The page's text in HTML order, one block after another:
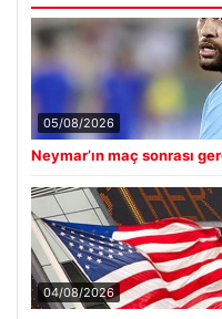
05/08/2026
Neymar’ın maç sonrası
04/08/2026